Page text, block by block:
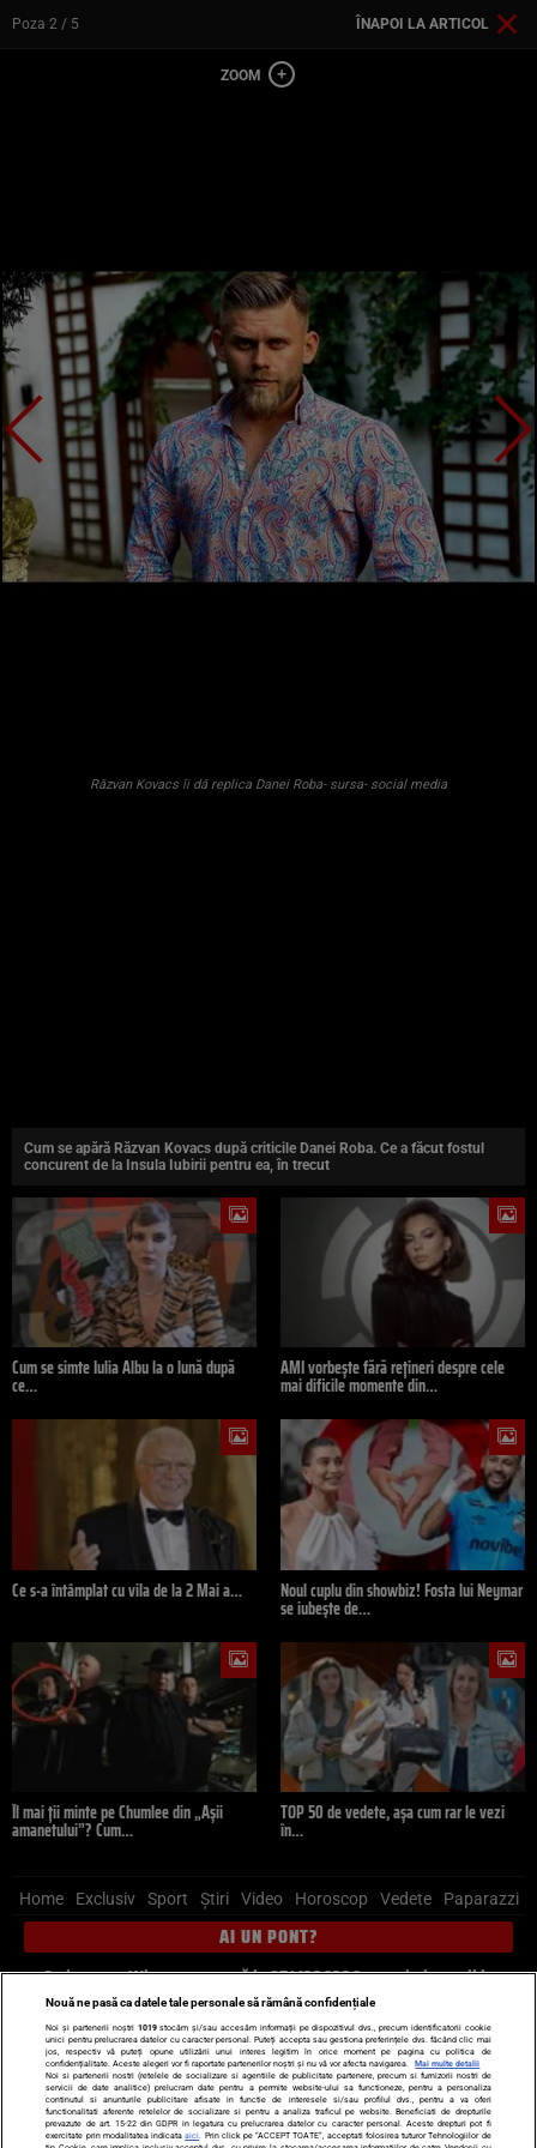
Poza 2 / 5 ÎNAPOI LA ARTICOL
Răzvan Kovacs îi dă replica Danei Roba- sursa- social media
Cum se apără Răzvan Kovacs după criticile Danei Roba. Ce a făcut fostul
concurent de la Insula Iubirii pentru ea, în trecut
Cum se simte Iulia Albu la o lună după
ce…
AMI vorbește fără rețineri despre cele
mai dificile momente din…
Ce s-a întâmplat cu vila de la 2 Mai a… Noul cuplu din showbiz! Fosta lui Neymar
se iubește de…
Îl mai ții minte pe Chumlee din „Așii
amanetului”? Cum…
TOP 50 de vedete, așa cum rar le vezi
în…
Home Exclusiv Sport Știri Video Horoscop Vedete Paparazzi
AI UN PONT?
Scrie-ne pe Whatsapp, sună la 0741226226 sau trimite mail la
pont@cancan.ro
Știri interne Știri externe
Politică
Ultimele stiri
Diete Insula Iubirii Dictionar de vise
LIFE STYLE
Horoscop
Nouă ne pasă ca datele tale personale să rămână confidențiale
Noi și partenerii noștri 1019stocăm și/sau accesăm informații pe dispozitivul dvs., precum identificatorii cookie
unici pentru prelucrarea datelor cu caracter personal. Puteți accepta sau gestiona preferințele dvs. făcând clic mai
jos, respectiv vă puteți opune utilizării unui interes legitim în orice moment pe pagina cu politica de
confidențialitate. Aceste alegeri vor fi raportate partenerilor noștri și nu vă vor afecta navigarea.
Mai multe detalii
Noi si partenerii nostri (retelele de socializare si agentiile de publicitate partenere, precum si furnizorii nostri de
servicii de date analitice) prelucram date pentru a permite website-ului sa functioneze, pentru a personaliza
continutul si anunturile publicitare afisate in functie de interesele si/sau profilul dvs., pentru a va oferi
functionalitati aferente retelelor de socializare si pentru a analiza traficul pe website. Beneficiati de drepturile
prevazute de art. 15-22 din GDPR in legatura cu prelucrarea datelor cu caracter personal. Aceste drepturi pot fi
exercitate prin modalitatea indicataaici . Prin click pe “ACCEPT TOATE”, acceptati folosirea tuturor Tehnologiilor de